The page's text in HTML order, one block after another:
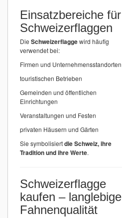
Einsatzbereiche für
Schweizerflaggen
Die Schweizerflaggewird häufig
verwendet bei:
Firmen und Unternehmensstandorten
touristischen Betrieben
Gemeinden und öffentlichen
Einrichtungen
Veranstaltungen und Festen
privaten Häusern und Gärten
Sie symbolisiertdie Schweiz, ihre
Tradition und ihre Werte.
Schweizerflagge
kaufen – langlebige
Fahnenqualität